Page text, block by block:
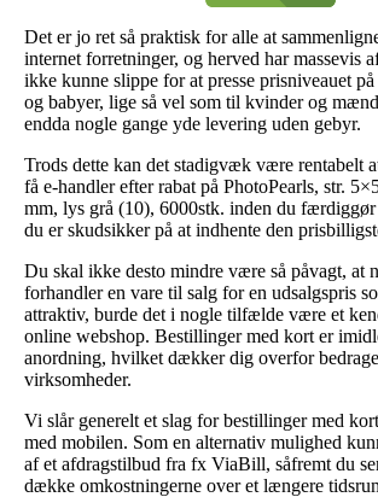
Det er jo ret så praktisk for alle at
internet forretninger, og herved har massevis
ikke kunne slippe for at presse prisniveauet
og babyer, lige så vel som til kvinder og
endda nogle gange yde levering uden gebyr.
Trods dette kan det stadigvæk være rentabelt
få e-handler efter rabat på PhotoPearls, str.
mm, lys grå (10), 6000stk. inden du færdiggør
du er skudsikker på at indhente den
Du skal ikke desto mindre være så påvagt, at
forhandler en vare til salg for en udsalgspris
attraktiv, burde det i nogle tilfælde være et
online webshop. Bestillinger med kort er
anordning, hvilket dækker dig overfor
virksomheder.
Vi slår generelt et slag for bestillinger med
med mobilen. Som en alternativ mulighed
af et afdragstilbud fra fx ViaBill, såfremt du
dække omkostningerne over et længere